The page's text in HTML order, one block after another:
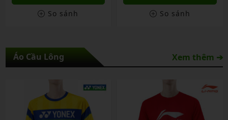
So sánh
So sánh
Áo Cầu Lông Xem thêm ➔